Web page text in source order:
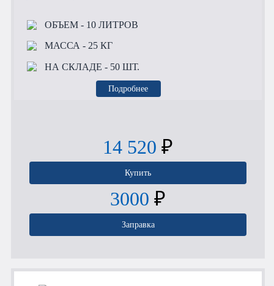
ОБЪЕМ- 10 ЛИТРОВ
МАССА - 25 КГ
НА СКЛАДЕ - 50 ШТ.
Подробнее
14 520 ₽
Купить
3000 ₽
Заправка